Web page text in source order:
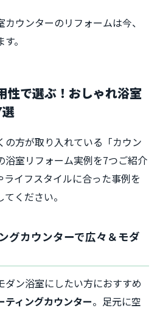
ウンターのリフォームは今、
。
で選ぶ！おしゃれ浴室
の方が取り入れている「カウン
浴室リフォーム実例を7つご紹介
ライフスタイルに合った事例を
ください。
グカウンターで広々＆モダ
ダン浴室にしたい方におすすめ
ティングカウンター。足元に空